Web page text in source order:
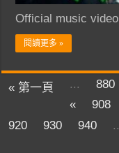
Official music
閱讀更多 »
« 第一頁 ... 880
«
908
920
930 940